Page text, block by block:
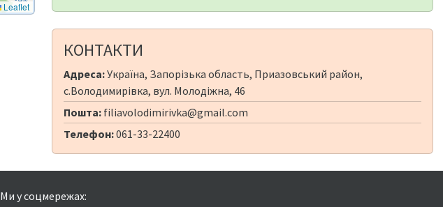
Leaflet
КОНТАКТИ
Адреса:Україна, Запорізька область, Приазовський район,
с.Володимирівка, вул. Молодіжна, 46
Пошта: filiavolodimirivka@gmail.com
Телефон:061-33-22400
Ми у соцмережах: